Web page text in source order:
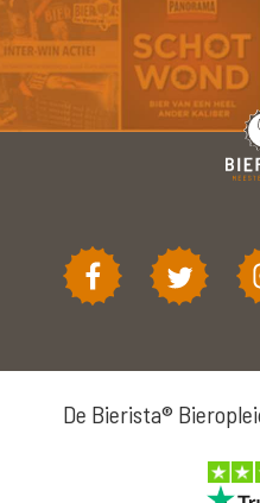
De Bierista®